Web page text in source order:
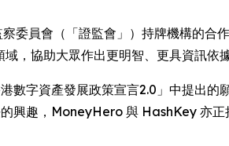
委員會（「證監會」）持牌機構的合
，協助大眾作出更明智、更具資訊依據
數字資產發展政策宣言2.0」中提出的
興趣，MoneyHero 與 HashKey 亦